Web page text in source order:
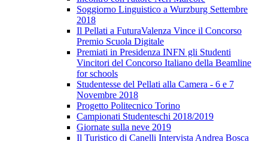
Soggiorno Linguistico a Wurzburg Settembre
2018
Il Pellati a FuturaValenza Vince il Concorso
Premio Scuola Digitale
Premiati in Presidenza INFN gli Studenti
Vincitori del Concorso Italiano della Beamline
for schools
Studentesse del Pellati alla Camera - 6 e 7
Novembre 2018
Progetto Politecnico Torino
Campionati Studenteschi 2018/2019
Giornate sulla neve 2019
Il Turistico di Canelli Intervista Andrea Bosca